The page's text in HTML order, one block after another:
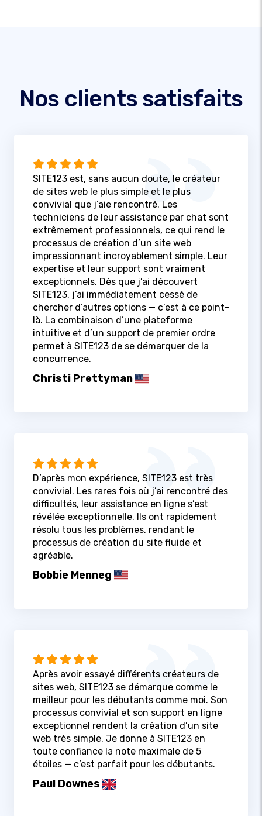
Nos clients satisfaits
SITE123 est, sans aucun doute, le créateur
de sites web le plus simple et le plus
convivial que j’aie rencontré. Les
techniciens de leur assistance par chat sont
extrêmement professionnels, ce qui rend le
processus de création d’un site web
impressionnant incroyablement simple. Leur
expertise et leur support sont vraiment
exceptionnels. Dès que j’ai découvert
SITE123, j’ai immédiatement cessé de
chercher d’autres options — c’est à ce point-
là. La combinaison d’une plateforme
intuitive et d’un support de premier ordre
permet à SITE123 de se démarquer de la
concurrence.
Christi Prettyman
D’après mon expérience, SITE123 est très
convivial. Les rares fois où j’ai rencontré des
difficultés, leur assistance en ligne s’est
révélée exceptionnelle. Ils ont rapidement
résolu tous les problèmes, rendant le
processus de création du site fluide et
agréable.
Bobbie Menneg
Après avoir essayé différents créateurs de
sites web, SITE123 se démarque comme le
meilleur pour les débutants comme moi. Son
processus convivial et son support en ligne
exceptionnel rendent la création d’un site
web très simple. Je donne à SITE123 en
toute confiance la note maximale de 5
étoiles — c’est parfait pour les débutants.
Paul Downes